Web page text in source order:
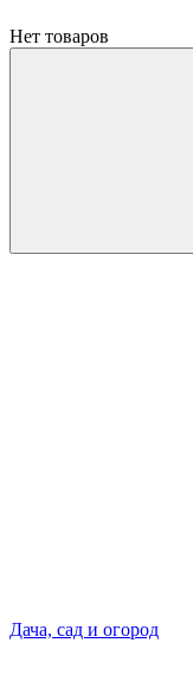
Нет товаров
Дача, сад и огород